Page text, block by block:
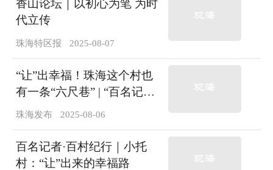
香山论坛｜以初心为笔 为时
代立传
珠海特区报 2025-08-07
“让”出幸福！珠海这个村也
有一条“六尺巷” | “百名记者·
百村纪行”①
珠海发布 2025-08-06
百名记者·百村纪行｜小托
村：“让”出来的幸福路